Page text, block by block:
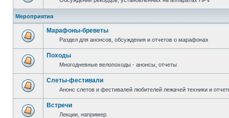
Мероприятия
Марафоны-бреветы
Раздел для анонсов, обсуждения и отчетов о марафонах
Походы
Многодневные велопоходы - анонсы, отчеты
Слеты-фестивали
Анонс слетов и фестивалей любителей лежачей техники и
Встречи
Лекции, например.